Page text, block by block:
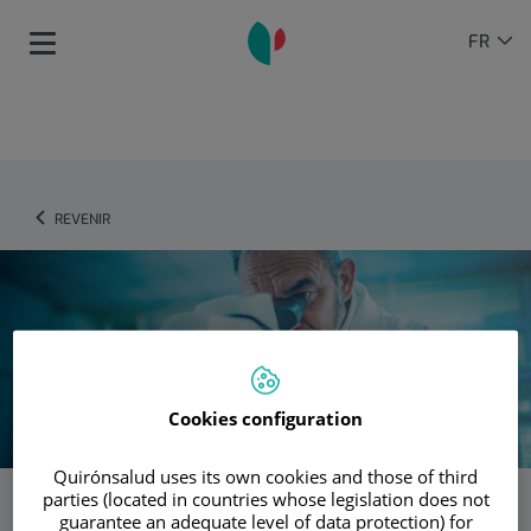
SélecteurFR
Toggle
REVENIR
Cookies configuration
Quirónsalud uses its own cookies and those of third
parties (located in countries whose legislation does not
guarantee an adequate level of data protection) for